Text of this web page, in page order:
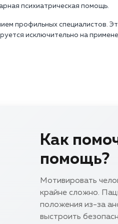
психиатрическая помощь.
профильных специалистов.
исключительно на
Как
помощь?
Мотивировать
крайне сложно.
положения из-за
выстроить